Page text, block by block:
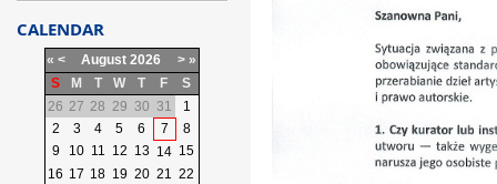
CALENDAR
« < August 2026 > »
S
M T W T F
S
26 27 28 29 30 31
1
2
3 4 5 6 7
8
9
10 11 12 13 14 15
16 17 18 19 20 21 22